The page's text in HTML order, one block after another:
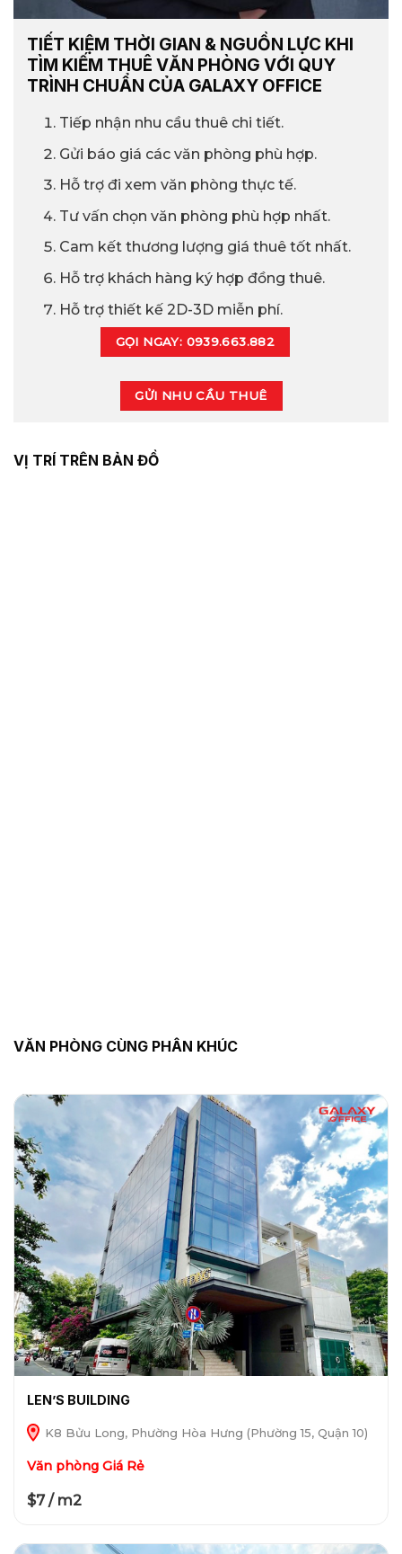
TIẾT KIỆM THỜI GIAN & NGUỒN LỰC KHI
TÌM KIẾM THUÊ VĂN PHÒNG VỚI QUY
TRÌNH CHUẨN CỦA GALAXY OFFICE
Tiếp nhận nhu cầu thuê chi tiết.
Gửi báo giá các văn phòng phù hợp.
Hỗ trợ đi xem văn phòng thực tế.
Tư vấn chọn văn phòng phù hợp nhất.
Cam kết thương lượng giá thuê tốt nhất.
Hỗ trợ khách hàng ký hợp đồng thuê.
Hỗ trợ thiết kế 2D-3D miễn phí.
GỌI NGAY: 0939.663.882
GỬI NHU CẦU THUÊ
VỊ TRÍ TRÊN BẢN ĐỒ
VĂN PHÒNG CÙNG PHÂN KHÚC
LEN’S BUILDING
K8 Bửu Long, Phường Hòa Hưng (Phường 15, Quận 10)
Văn phòng Giá Rẻ
$7 / m2